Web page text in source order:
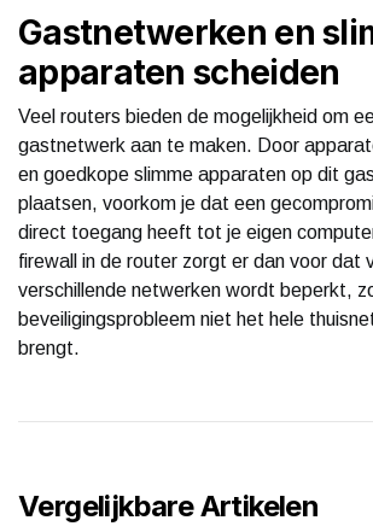
Gastnetwerken en
apparaten scheiden
Veel routers bieden de mogelijkheid om
gastnetwerk aan te maken. Door
en goedkope slimme apparaten op dit
plaatsen, voorkom je dat een
direct toegang heeft tot je eigen
firewall in de router zorgt er dan voor dat
verschillende netwerken wordt beperkt,
beveiligingsprobleem niet het hele
brengt.
Vergelijkbare Artikelen